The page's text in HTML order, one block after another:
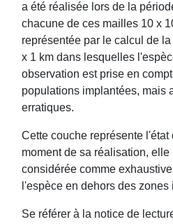
a été réalisée lors de la
chacune de ces mailles 10 x
représentée par le calcul de
x 1 km dans lesquelles
observation est prise en
populations implantées, mais
erratiques.
Cette couche représente
moment de sa réalisation, elle
considérée comme
l'espèce en dehors des
Se référer à la notice de